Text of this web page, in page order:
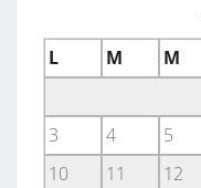
L
M M
3
4 5
10
11 12